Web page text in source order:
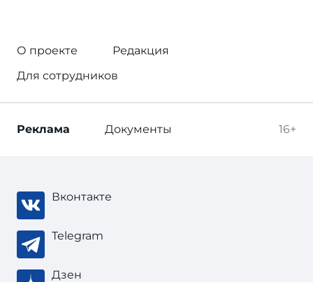
О проекте
Редакция
Для сотрудников
16+
Реклама Документы
Вконтакте
Telegram
Дзен